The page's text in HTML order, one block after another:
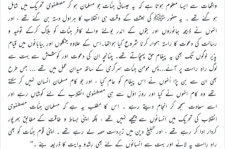
واقعات سے ایسا معلوم ہوتا ہے کہ یہ عیسائی جِنّات جو مسلمان ہو کر مصطفوی تحریک میں شامل
ہو گئے تھے ۔ یہ حضور ﷺ کی بعثت کے وقت ہی انقلاب کا ہراول دستہ بن گئے تھے ، اور
انہوں نے ذبیحہ جانوروں اور بتوں کے اندر بولنے والے کافر جِنّات کو ہلاک کرکے توحید و
رسالت کی دعوت کا راستہ ہموار کرنا شروع کیا ہواتھا۔اس کے علاوہ جنگلوں اور بیابانوں میں قیام
پذیر لوگوں تک بھی یہ پیغام حق پہنچاتے تھے۔ چنانچہ ان کی دعوت اور کوشش سے بہت سے
لوگ راہِ راست پر آئے…پس مومن جِنّات سرگرمی کے ساتھ میدان عمل میں تھے … جس طرح
بھی ان سے بَن پڑا اُنہوں نے اس پیغام کو عام کیا ، اور جو کام مسلمان انسان نہیں کر سکتے
تھے وہ کام انہوں نے کیا اور روزِ اوّل سے ہی مصطفوی انقلاب کے لئے کوشاں رہے اور
اسے سعادت سمجھ کر انجام دیتے رہے ۔ اس کا مطلب یہ ہے کہ مسلمان جِنّات مصطفوی
انقلاب کی تحریک میں انسانوں سے پیچھے نہیں تھے ، بلکہ اپنی بساط و طاقت کے مطابق بھرپور
کردار ادا کر رہے تھے ، اور تبلیغ دین میں زبردست حصہ لے رہے تھے ۔ اپنی قوم جِنّات کو بھی
راہِ راست پہ لائے اور بہت سے انسانوں کے لئے بھی رشدو ہدایت کا ذریعہ بنے ۔‘‘